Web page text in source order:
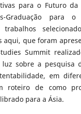
para o Futuro da
Graduação para o
trabalhos
aqui, que foram
Summit
luz sobre a pesquisa
em
roteiro de como
para a Ásia.